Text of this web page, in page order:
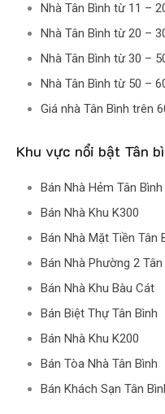
Nhà Tân Bình từ 11 –
Nhà Tân Bình từ 20 –
Nhà Tân Bình từ 30 –
Nhà Tân Bình từ 50 –
Giá nhà Tân Bình trên
Khu vực nổi bật Tân
Bán Nhà Hẻm Tân Bình
Bán Nhà Khu K300
Bán Nhà Mặt Tiền Tân
Bán Nhà Phường 2 Tân
Bán Nhà Khu Bàu Cát
Bán Biệt Thự Tân Bình
Bán Nhà Khu K200
Bán Tòa Nhà Tân Bình
Bán Khách Sạn Tân